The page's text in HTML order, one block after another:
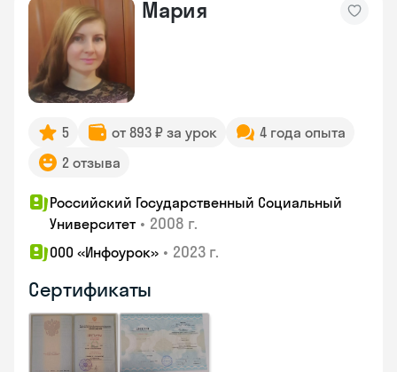
Мария
5 от 893 ₽ за урок
4 года опыта
2 отзыва
Российский Государственный Социальный
Университет • 2008 г.
ООО «Инфоурок» • 2023 г.
Сертификаты